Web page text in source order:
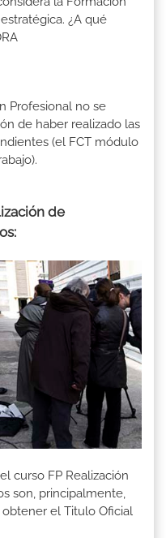
¿A qué
Profesional no se
de haber realizado las
(el FCT módulo
de
curso FP Realización
son, principalmente,
el Titulo Oficial